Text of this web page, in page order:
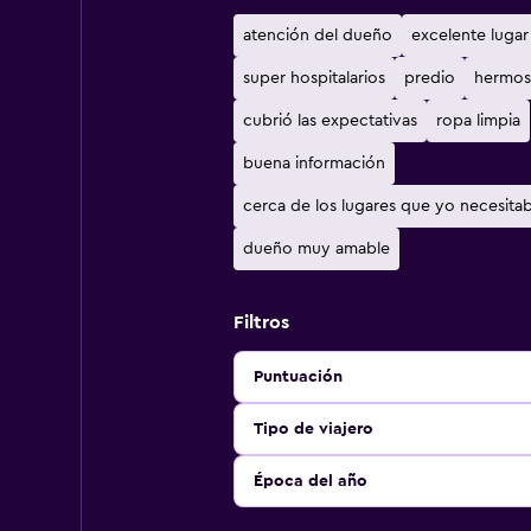
atención del dueño excelente lugar
super hospitalarios predio
cubrió las expectativas ropa limpia
buena información
cerca de los lugares que yo
dueño muy amable
Filtros
Puntuación
Tipo de viajero
Época del año